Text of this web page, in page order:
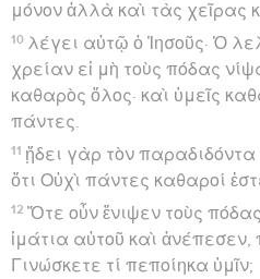
μόνον ἀλλὰ καὶ τὰς χεῖρας
10 λέγει αὐτῷ ὁ Ἰησοῦς· Ὁ
χρείαν εἰ μὴ τοὺς πόδας
καθαρὸς ὅλος· καὶ ὑμεῖς
πάντες.
11 ᾔδει γὰρ τὸν παραδιδόντα
ὅτι Οὐχὶ πάντες καθαροί
12 Ὅτε οὖν ἔνιψεν τοὺς
ἱμάτια αὐτοῦ καὶ ἀνέπεσεν,
Γινώσκετε τί πεποίηκα ὑμῖν;